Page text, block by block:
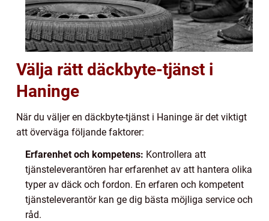
Välja rätt däckbyte-tjänst i
Haninge
När du väljer en däckbyte-tjänst i Haninge är det viktigt
att överväga följande faktorer:
Erfarenhet och kompetens: Kontrollera att
tjänsteleverantören har erfarenhet av att hantera olika
typer av däck och fordon. En erfaren och kompetent
tjänsteleverantör kan ge dig bästa möjliga service och
råd.